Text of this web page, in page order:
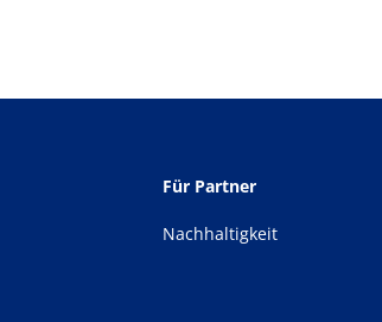
Für Partner
Nachhaltigkeit